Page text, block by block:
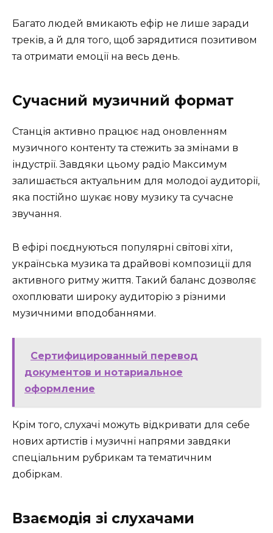
Багато людей вмикають ефір не лише заради
треків, а й для того, щоб зарядитися позитивом
та отримати емоції на весь день.
Сучасний музичний формат
Станція активно працює над оновленням
музичного контенту та стежить за змінами в
індустрії. Завдяки цьому радіо Максимум
залишається актуальним для молодої аудиторії,
яка постійно шукає нову музику та сучасне
звучання.
В ефірі поєднуються популярні світові хіти,
українська музика та драйвові композиції для
активного ритму життя. Такий баланс дозволяє
охоплювати широку аудиторію з різними
музичними вподобаннями.
Сертифицированный перевод
документов и нотариальное
оформление
Крім того, слухачі можуть відкривати для себе
нових артистів і музичні напрями завдяки
спеціальним рубрикам та тематичним
добіркам.
Взаємодія зі слухачами